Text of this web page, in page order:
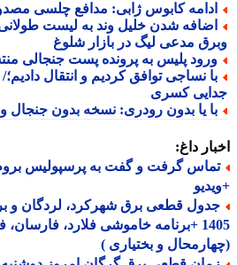
کابوس ژابی: مدافع چلسی مصدوم
شدن خلیل وند به لیست طولانی
مدعی لیگ در بازار شلوغ
پلیس به پرونده پست جنجالی
نساجی توافق کردیم و انتقال دادیم؛/
کسری
یا بدون رودری: نسخه بدون جنجال و
داغ:
گرفت و گفت به پرسپولیس بروم
1405 +برنامه خاموشی فلارد، فارسان،
و بختیاری )